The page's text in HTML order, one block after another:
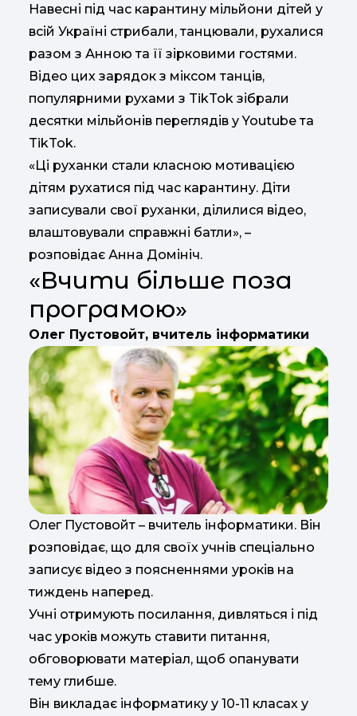
Навесні під час карантину мільйони дітей у
всій Україні стрибали, танцювали, рухалися
разом з Анною та її зірковими гостями.
Відео цих зарядок з міксом танців,
популярними рухами з TikTok зібрали
десятки мільйонів переглядів у Youtube та
TikTok.
«Ці руханки стали класною мотивацією
дітям рухатися під час карантину. Діти
записували свої руханки, ділилися відео,
влаштовували справжні батли», –
розповідає Анна Домініч.
«Вчити більше поза
програмою»
Олег Пустовойт, вчитель інформатики
Олег Пустовойт – вчитель інформатики. Він
розповідає, що для своїх учнів спеціально
записує відео з поясненнями уроків на
тиждень наперед.
Учні отримують посилання, дивляться і під
час уроків можуть ставити питання,
обговорювати матеріал, щоб опанувати
тему глибше.
Він викладає інформатику у 10-11 класах у